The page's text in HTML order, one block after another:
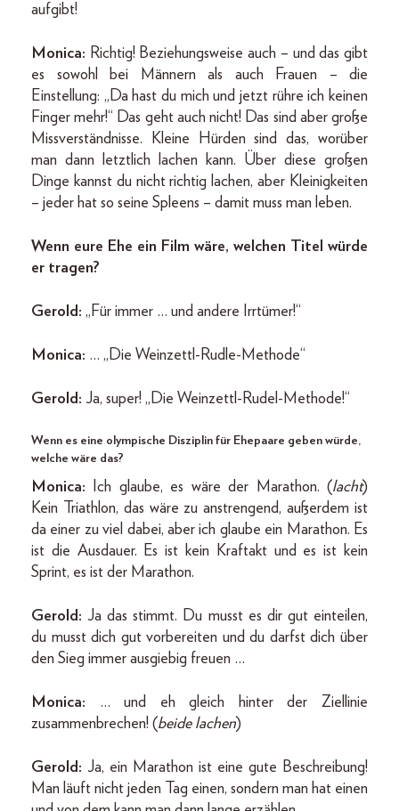
aufgibt!
Monica: Richtig! Beziehungsweise auch – und das gibt
es sowohl bei Männern als auch Frauen – die
Einstellung: „Da hast du mich und jetzt rühre ich keinen
Finger mehr!“ Das geht auch nicht! Das sind aber große
Missverständnisse. Kleine Hürden sind das, worüber
man dann letztlich lachen kann. Über diese großen
Dinge kannst du nicht richtig lachen, aber Kleinigkeiten
– jeder hat so seine Spleens – damit muss man leben.
Wenn eure Ehe ein Film wäre, welchen Titel würde
er tragen?
Gerold: „Für immer … und andere Irrtümer!“
Monica: … „Die Weinzettl-Rudle-Methode“
Gerold: Ja, super! „Die Weinzettl-Rudel-Methode!“
Wenn es eine olympische Disziplin für Ehepaare geben würde,
welche wäre das?
Monica: Ich glaube, es wäre der Marathon. (lacht)
Kein Triathlon, das wäre zu anstrengend, außerdem ist
da einer zu viel dabei, aber ich glaube ein Marathon. Es
ist die Ausdauer. Es ist kein Kraftakt und es ist kein
Sprint, es ist der Marathon.
Gerold: Ja das stimmt. Du musst es dir gut einteilen,
du musst dich gut vorbereiten und du darfst dich über
den Sieg immer ausgiebig freuen …
Monica: … und eh gleich hinter der Ziellinie
zusammenbrechen! (beide lachen)
Gerold: Ja, ein Marathon ist eine gute Beschreibung!
Man läuft nicht jeden Tag einen, sondern man hat einen